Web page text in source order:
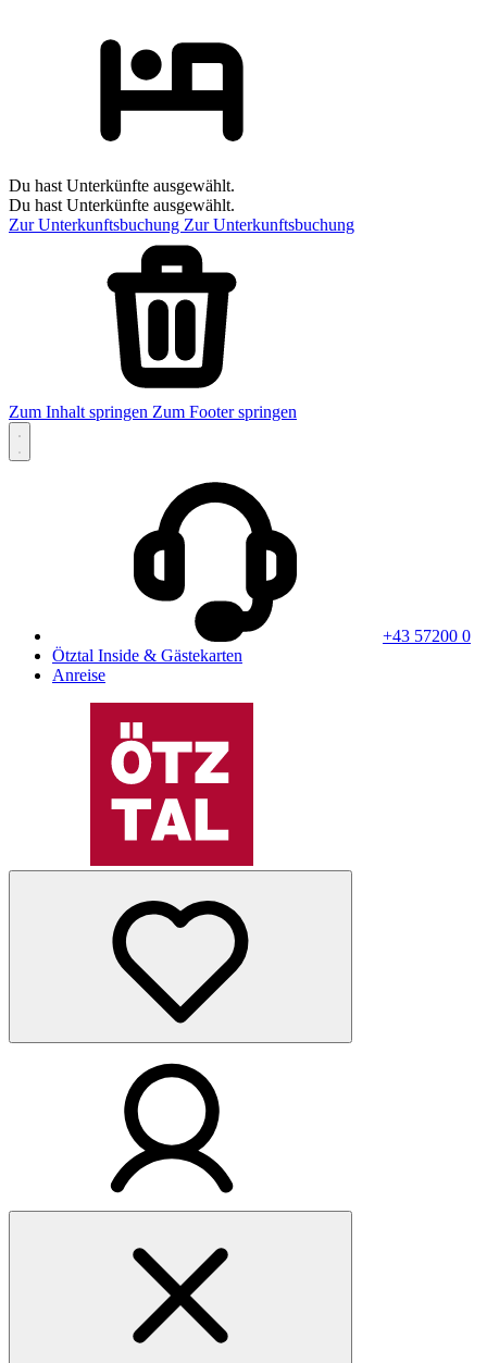
Du hast Unterkünfte ausgewählt.
Du hast Unterkünfte ausgewählt.
Zur Unterkunftsbuchung Zur Unterkunftsbuchung
Zum Inhalt springen Zum Footer springen
+43 57200 0
Ötztal Inside & Gästekarten
Anreise